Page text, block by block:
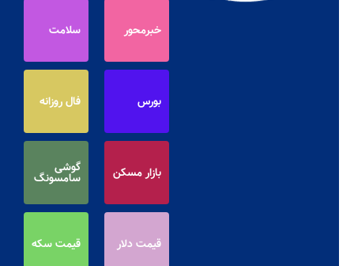
خبرمحور سلامت
بورس فال روزانه
بازار مسکن گوشی
سامسونگ
قیمت دلار قیمت سکه